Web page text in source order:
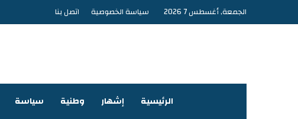
الجمعة, أغسطس 7 2026 سياسة الخصوصية اتصل بنا
الرئيسية إشهار وطنية سياسة